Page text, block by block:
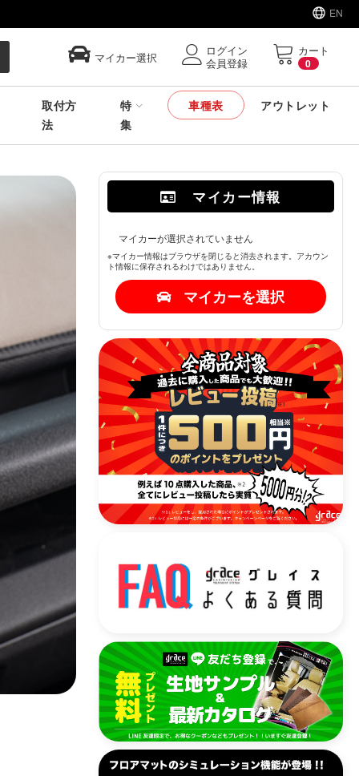
EN
カート
0
ログイン
会員登録
マイカー選択
取付方
法
特
集
車種表 アウトレット
マイカー情報
マイカーが選択されていません
※マイカー情報はブラウザを閉じると消去されます。アカウン
ト情報に保存されるわけではありません。
マイカーを選択